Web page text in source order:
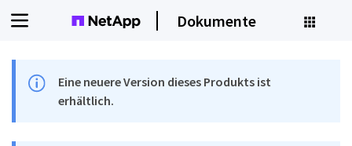
Dokumente
Eine neuere Version dieses Produkts ist
erhältlich.